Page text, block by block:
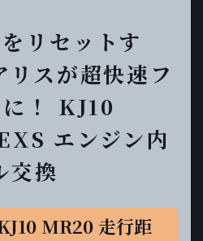
リセットす
リスが超快速フ
！ KJ10
エンジン内
交換
MR20 走行距